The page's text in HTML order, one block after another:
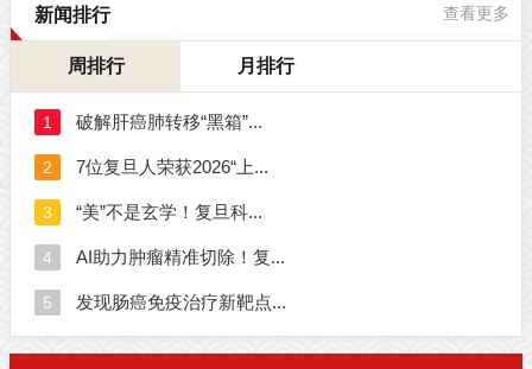
新闻排行 查看更多
周排行 月排行